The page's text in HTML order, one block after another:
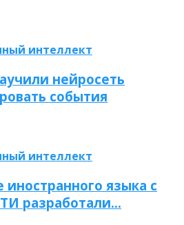
интеллект
нейросеть
события
интеллект
иностранного языка с
разработали…